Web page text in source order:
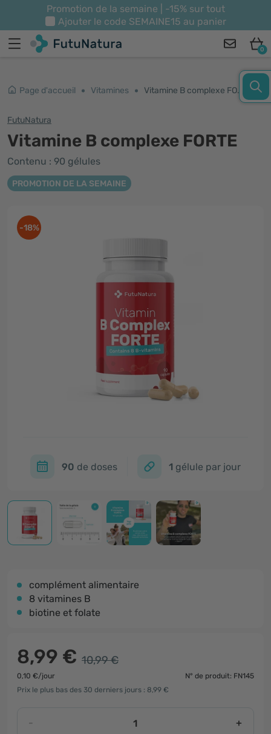
Promotion de la semaine | -15% sur tout
Ajouter le code SEMAINE15 au panier
0
Page d'accueil Vitamines Vitamine B complexe FORTE
FutuNatura
Vitamine B complexe FORTE
Contenu : 90 gélules
PROMOTION DE LA SEMAINE
-18%
90 de doses 1 gélule par jour
complément alimentaire
8 vitamines B
biotine et folate
8,99 € 10,99 €
0,10 €/jour
N° de produit: FN145
Prix le plus bas des 30 derniers jours : 8,99 €
- +